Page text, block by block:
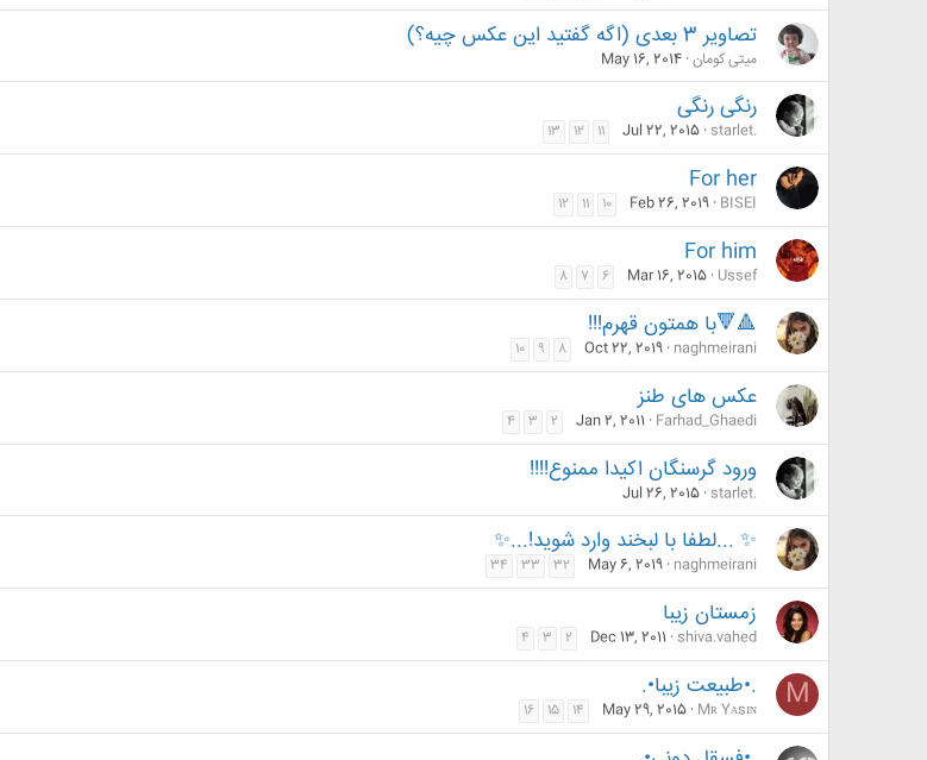
تصاویر 3 بعدی (اگه گفتید این عکس چیه؟)
میتی کومان May 16, 2014
رنگی رنگی
starlet.
Jul 22, 2015
11
12
13
For her
BISEI
Feb 26, 2019
10
11
12
For him
Ussef
Mar 16, 2015
6
7
8
🔺️🔻با همتون قهرم!!!
naghmeirani
Oct 22, 2019
8
9
10
عکس های طنز
Farhad_Ghaedi
Jan 2, 2011
2
3
4
ورود گرسنگان اکیدا ممنوع!!!!
starlet.
Jul 26, 2015
✨ ...لطفا با لبخند وارد شوید!...✨
naghmeirani
May 6, 2019
32
33
34
زمستان زیبا
shiva.vahed
Dec 13, 2011
2
3
4
M .•طبیعت زیبا•.
Mʀ Yᴀsɪɴ
May 29, 2015
14
15
16